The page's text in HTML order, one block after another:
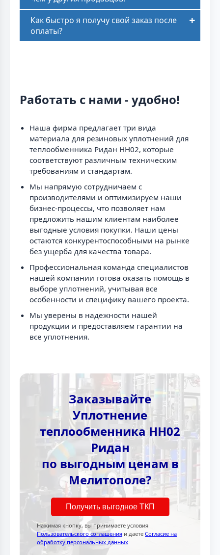
Как быстро я получу свой заказ после
оплаты?
Работать с нами - удобно!
Наша фирма предлагает три вида
материала для резиновых уплотнений для
теплообменника Ридан НН02, которые
соответствуют различным техническим
требованиям и стандартам.
Мы напрямую сотрудничаем с
производителями и оптимизируем наши
бизнес-процессы, что позволяет нам
предложить нашим клиентам наиболее
выгодные условия покупки. Наши цены
остаются конкурентоспособными на рынке
без ущерба для качества товара.
Профессиональная команда специалистов
нашей компании готова оказать помощь в
выборе уплотнений, учитывая все
особенности и специфику вашего проекта.
Мы уверены в надежности нашей
продукции и предоставляем гарантии на
все уплотнения.
Заказывайте
Уплотнение
теплообменника НН02
Ридан
по выгодным ценам в
Мелитополе?
Получить выгодное ТКП
Нажимая кнопку, вы принимаете условия
Пользовательского соглашения и даете Согласие на
обработку персональных данных